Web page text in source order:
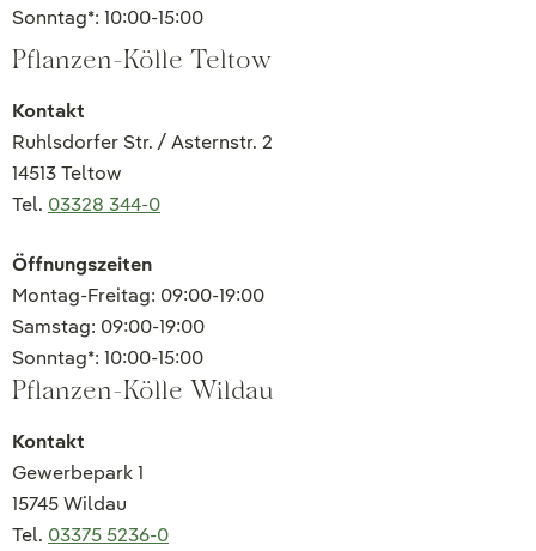
Sonntag*: 10:00-15:00
Pflanzen-Kölle Teltow
Kontakt
Ruhlsdorfer Str. / Asternstr. 2
14513 Teltow
Tel. 03328 344-0
Öffnungszeiten
Montag-Freitag: 09:00-19:00
Samstag: 09:00-19:00
Sonntag*: 10:00-15:00
Pflanzen-Kölle Wildau
Kontakt
Gewerbepark 1
15745 Wildau
Tel. 03375 5236-0